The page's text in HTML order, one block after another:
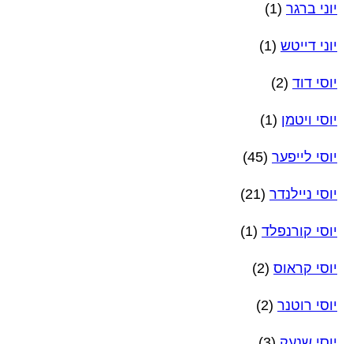
יוני ברגר (1)
יוני דייטש (1)
יוסי דוד (2)
יוסי ויטמן (1)
יוסי לייפער (45)
יוסי ניילנדר (21)
יוסי קורנפלד (1)
יוסי קראוס (2)
יוסי רוטנר (2)